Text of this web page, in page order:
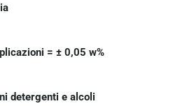
= ± 0,05 w%
detergenti e alcoli